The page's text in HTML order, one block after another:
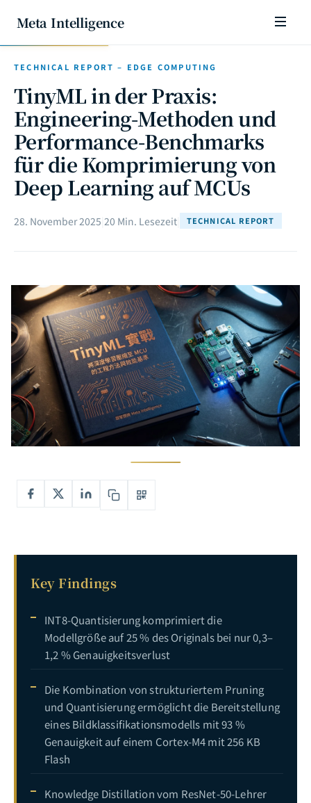
Meta Intelligence
TECHNICAL REPORT – EDGE COMPUTING
TinyML in der Praxis:
Engineering-Methoden und
Performance-Benchmarks
für die Komprimierung von
Deep Learning auf MCUs
28. November 2025 20 Min. Lesezeit TECHNICAL REPORT
Key Findings
INT8-Quantisierung komprimiert die
Modellgröße auf 25 % des Originals bei nur 0,3–
1,2 % Genauigkeitsverlust
Die Kombination von strukturiertem Pruning
und Quantisierung ermöglicht die Bereitstellung
eines Bildklassifikationsmodells mit 93 %
Genauigkeit auf einem Cortex-M4 mit 256 KB
Flash
Knowledge Distillation vom ResNet-50-Lehrer